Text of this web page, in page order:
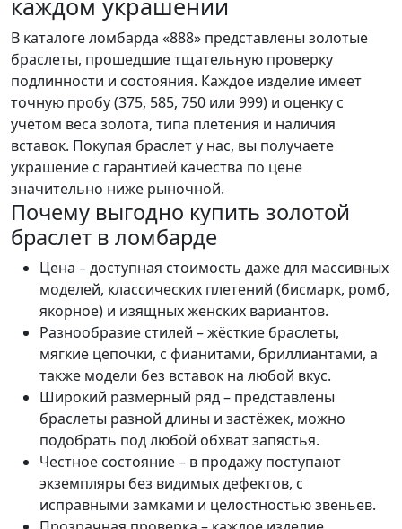
В каталоге ломбарда «888» представлены золотые
браслеты, прошедшие тщательную проверку
подлинности и состояния. Каждое изделие имеет
точную пробу (375, 585, 750 или 999) и оценку с
учётом веса золота, типа плетения и наличия
вставок. Покупая браслет у нас, вы получаете
украшение с гарантией качества по цене
значительно ниже рыночной.
Почему выгодно купить золотой
браслет в ломбарде
Цена – доступная стоимость даже для массивных
моделей, классических плетений (бисмарк, ромб,
якорное) и изящных женских вариантов.
Разнообразие стилей – жёсткие браслеты,
мягкие цепочки, с фианитами, бриллиантами, а
также модели без вставок на любой вкус.
Широкий размерный ряд – представлены
браслеты разной длины и застёжек, можно
подобрать под любой обхват запястья.
Честное состояние – в продажу поступают
экземпляры без видимых дефектов, с
исправными замками и целостностью звеньев.